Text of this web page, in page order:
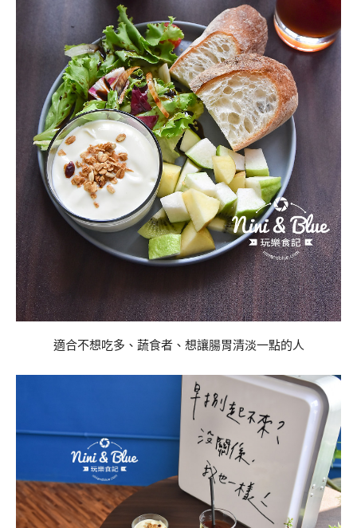
適合不想吃多、蔬食者、想讓腸胃清淡一點的人